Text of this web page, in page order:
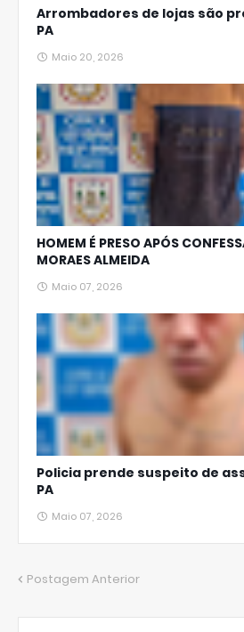
Arrombadores de lojas são
PA
Maio 20, 2026
HOMEM É PRESO APÓS
MORAES ALMEIDA
Maio 07, 2026
Policia prende suspeito de
PA
Maio 07, 2026
Postagem Anterior